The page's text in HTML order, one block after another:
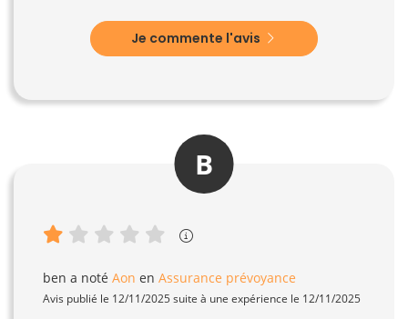
Je commente l'avis
B
ben a noté Aon en Assurance prévoyance
Avis publié le 12/11/2025 suite à une expérience le 12/11/2025